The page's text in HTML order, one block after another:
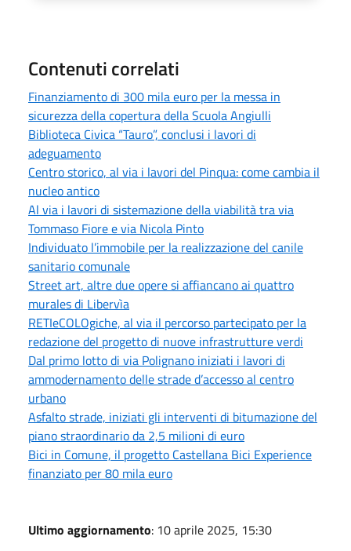
Contenuti correlati
Finanziamento di 300 mila euro per la messa in
sicurezza della copertura della Scuola Angiulli
Biblioteca Civica “Tauro”, conclusi i lavori di
adeguamento
Centro storico, al via i lavori del Pinqua: come cambia il
nucleo antico
Al via i lavori di sistemazione della viabilità tra via
Tommaso Fiore e via Nicola Pinto
Individuato l’immobile per la realizzazione del canile
sanitario comunale
Street art, altre due opere si affiancano ai quattro
murales di Libervìa
RETIeCOLOgiche, al via il percorso partecipato per la
redazione del progetto di nuove infrastrutture verdi
Dal primo lotto di via Polignano iniziati i lavori di
ammodernamento delle strade d’accesso al centro
urbano
Asfalto strade, iniziati gli interventi di bitumazione del
piano straordinario da 2,5 milioni di euro
Bici in Comune, il progetto Castellana Bici Experience
finanziato per 80 mila euro
Ultimo aggiornamento: 10 aprile 2025, 15:30